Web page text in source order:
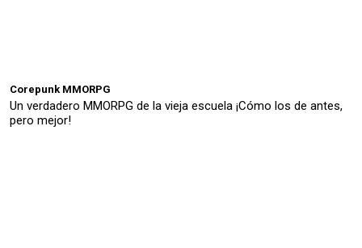
Corepunk MMORPG
Un verdadero MMORPG de la vieja escuela ¡Cómo los de antes,
pero mejor!